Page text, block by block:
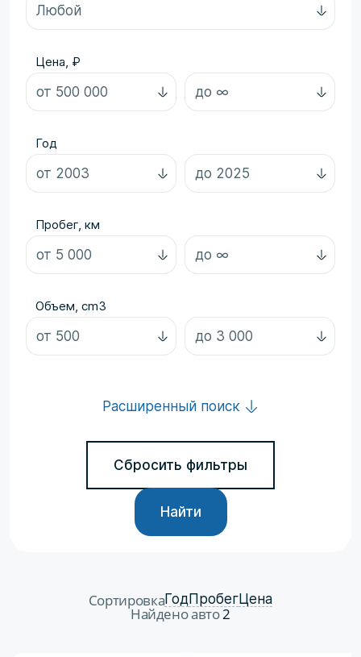
Цена, ₽
Год
Пробег, км
Объем, cm3
Расширенный поиск
Сбросить фильтры
Найти
СортировкаГодПробегЦена
Найдено авто2